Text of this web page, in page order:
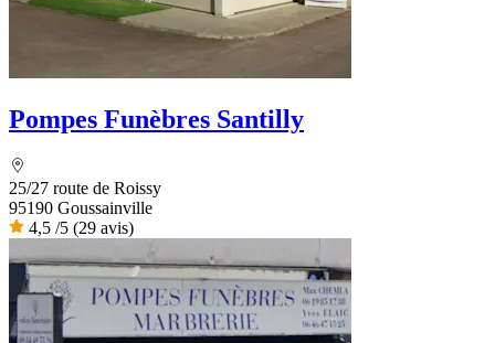
Pompes Funèbres Santilly
25/27 route de Roissy
95190 Goussainville
4,5 /5 (29 avis)